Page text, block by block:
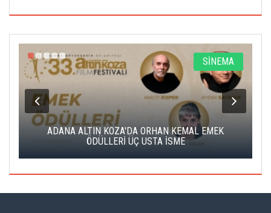
SİNEMA
ADANA ALTIN KOZA'DA ORHAN KEMAL EMEK
ÖDÜLLERİ ÜÇ USTA İSME